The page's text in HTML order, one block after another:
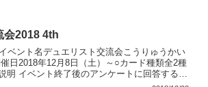
会2018 4th
ベント名デュエリスト交流会こうりゅうかい
日2018年12月8日（土）～○カード種類全2種
明 イベント終了後のアンケートに回答すると